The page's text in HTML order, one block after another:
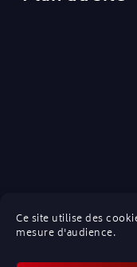
Ce site utilise des
mesure d'audience.